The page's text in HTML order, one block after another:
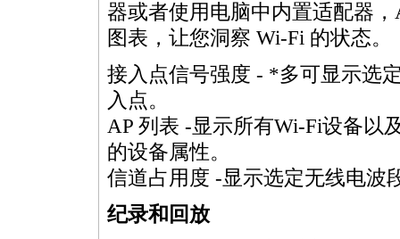
器或者使用电脑中内置适配器
图表，让您洞察 Wi-Fi 的状态。
接入点信号强度 - *多可显示选
入点。
AP 列表 -显示所有Wi-Fi设备以
的设备属性。
信道占用度 -显示选定无线电波
纪录和回放